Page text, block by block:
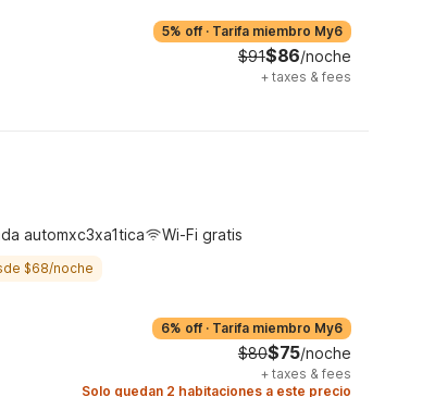
5% off · Tarifa miembro My6
$91$86/noche
+ taxes & fees
automxc3xa1tica Wi-Fi gratis
$68/noche
6% off · Tarifa miembro My6
$80$75/noche
+ taxes & fees
Solo quedan 2 habitaciones a este precio